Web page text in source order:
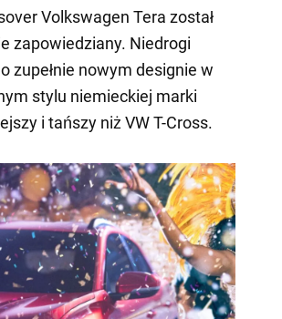
Volkswagen Tera został
zapowiedziany. Niedrogi
zupełnie nowym designie w
stylu niemieckiej marki
i tańszy niż VW T-Cross.